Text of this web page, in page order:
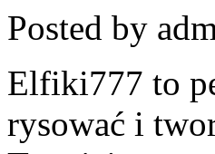
Posted by
Elfiki777 to
rysować i